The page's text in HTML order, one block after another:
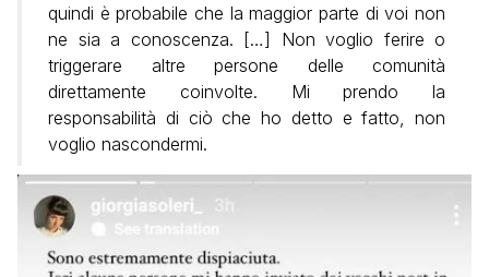
quindi è probabile che la maggior parte di voi non
ne sia a conoscenza. […] Non voglio ferire o
triggerare altre persone delle comunità
direttamente coinvolte. Mi prendo la
responsabilità di ciò che ho detto e fatto, non
voglio nascondermi.